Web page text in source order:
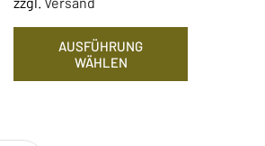
AUSFÜHRUNG
WÄHLEN